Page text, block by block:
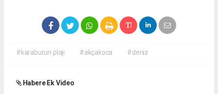
#karaburun plajı #akçakoca #deniz
Habere Ek Video